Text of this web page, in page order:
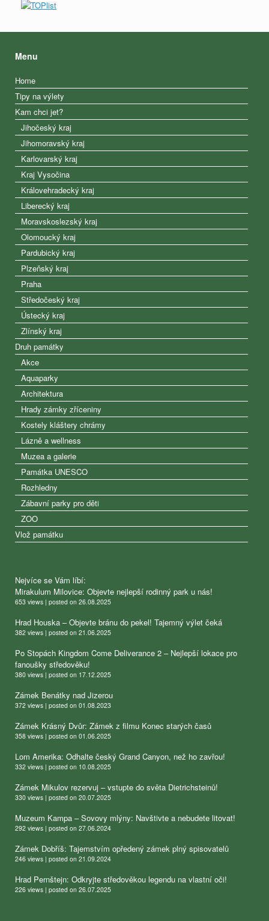
Menu
Home
Tipy na výlety
Kam chci jet?
Jihočeský kraj
Jihomoravský kraj
Karlovarský kraj
Kraj Vysočina
Královehradecký kraj
Liberecký kraj
Moravskoslezský kraj
Olomoucký kraj
Pardubický kraj
Plzeňský kraj
Praha
Středočeský kraj
Ústecký kraj
Zlínský kraj
Druh památky
Akce
Aquaparky
Architektura
Hrady zámky zříceniny
Kostely kláštery chrámy
Lázně a wellness
Muzea a galerie
Památka UNESCO
Rozhledny
Zábavní parky pro děti
ZOO
Vlož památku
Nejvíce se Vám líbí:
Mirakulum Milovice: Objevte nejlepší rodinný park u nás!
653 views | posted on 26.08.2025
Hrad Houska – Objevte bránu do pekel! Tajemný výlet čeká
382 views | posted on 21.06.2025
Po Stopách Kingdom Come Deliverance 2 – Nejlepší lokace pro
fanoušky středověku!
380 views | posted on 17.12.2025
Zámek Benátky nad Jizerou
372 views | posted on 01.08.2023
Zámek Krásný Dvůr: Zámek z filmu Konec starých časů
358 views | posted on 01.06.2025
Lom Amerika: Odhalte český Grand Canyon, než ho zavřou!
332 views | posted on 10.08.2025
Zámek Mikulov rezervuj – vstupte do světa Dietrichsteinů!
330 views | posted on 20.07.2025
Muzeum Kampa – Sovovy mlýny: Navštivte a nebudete litovat!
292 views | posted on 27.06.2024
Zámek Dobříš: Tajemstvím opředený zámek plný spisovatelů
246 views | posted on 21.09.2024
Hrad Pernštejn: Odkryjte středověkou legendu na vlastní oči!
226 views | posted on 26.07.2025